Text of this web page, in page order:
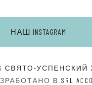
НАШ INSTAGRAM
СВЯТО-УСПЕНСКИЙ
В SRL